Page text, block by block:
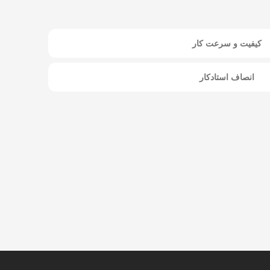
کیفیت و سرعت کار
انصاف استادکار